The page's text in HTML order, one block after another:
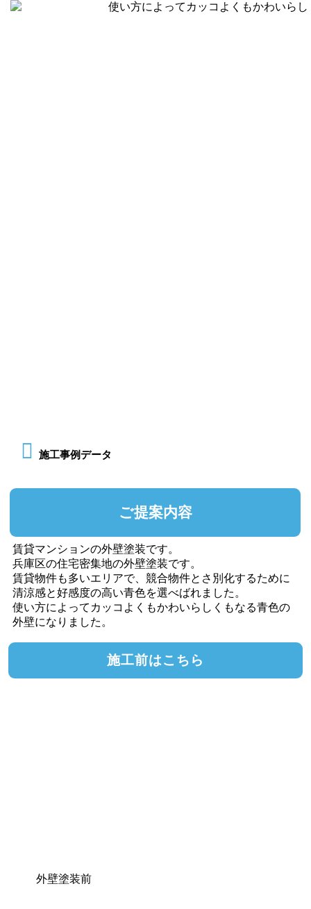
施工事例データ
ご提案内容
賃貸マンションの外壁塗装です。
兵庫区の住宅密集地の外壁塗装です。
賃貸物件も多いエリアで、競合物件とさ別化するために
清涼感と好感度の高い青色を選べばれました。
使い方によってカッコよくもかわいらしくもなる青色の
外壁になりました。
施工前はこちら
外壁塗装前